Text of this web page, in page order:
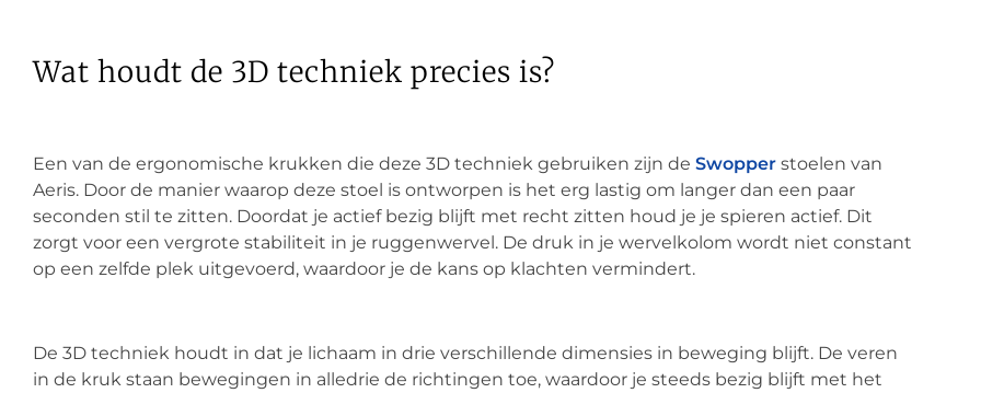
Wat houdt de 3D techniek precies is?
Een van de ergonomische krukken die deze 3D techniek gebruiken zijn de Swopper stoelen van
Aeris. Door de manier waarop deze stoel is ontworpen is het erg lastig om langer dan een paar
seconden stil te zitten. Doordat je actief bezig blijft met recht zitten houd je je spieren actief. Dit
zorgt voor een vergrote stabiliteit in je ruggenwervel. De druk in je wervelkolom wordt niet constant
op een zelfde plek uitgevoerd, waardoor je de kans op klachten vermindert.
De 3D techniek houdt in dat je lichaam in drie verschillende dimensies in beweging blijft. De veren
in de kruk staan bewegingen in alledrie de richtingen toe, waardoor je steeds bezig blijft met het